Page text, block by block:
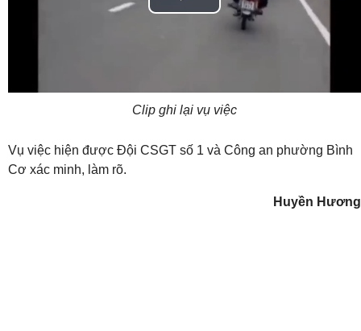
Play
Clip ghi lại vụ việc
Vụ việc hiện được Đội CSGT số 1 và Công an phường Bình
Cơ xác minh, làm rõ.
Huyền Hương